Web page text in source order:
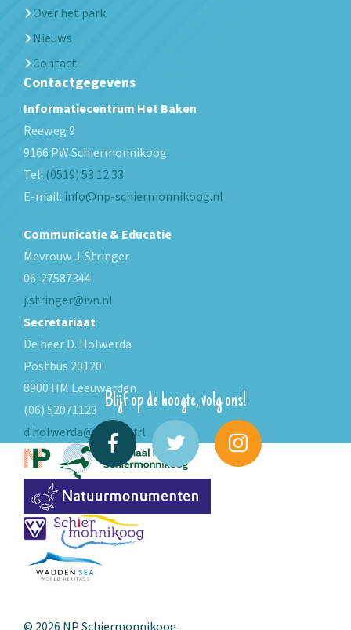
Blijf op de hoogte, volg ons!
Over het park
Nieuws
Contact
Contactgegevens
Informatiecentrum Het Baken
Reeweg 9
9166 PWSchiermonnikoog
Tel: (0519) 53 12 33
E-mail: info@np-schiermonnikoog.nl
Communicatie & Educatie
Mevrouw J. Stringer
06-27587344
j.stringer@ivn.nl
Secretariaat
De heer D. Holwerda
Postbus 20120
8900 HM Leeuwarden
(06) 52071123
d.holwerda@fryslan.frl